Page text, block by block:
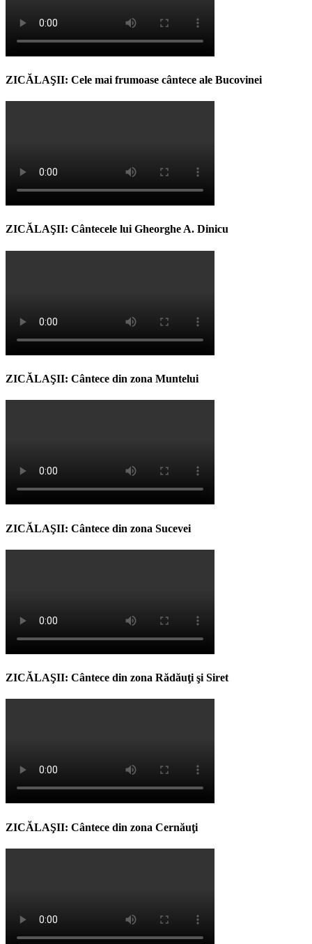
ZICĂLAŞII: Cele mai frumoase cântece ale Bucovinei
ZICĂLAŞII: Cântecele lui Gheorghe A. Dinicu
ZICĂLAŞII: Cântece din zona Muntelui
ZICĂLAŞII: Cântece din zona Sucevei
ZICĂLAŞII: Cântece din zona Rădăuţi şi Siret
ZICĂLAŞII: Cântece din zona Cernăuţi